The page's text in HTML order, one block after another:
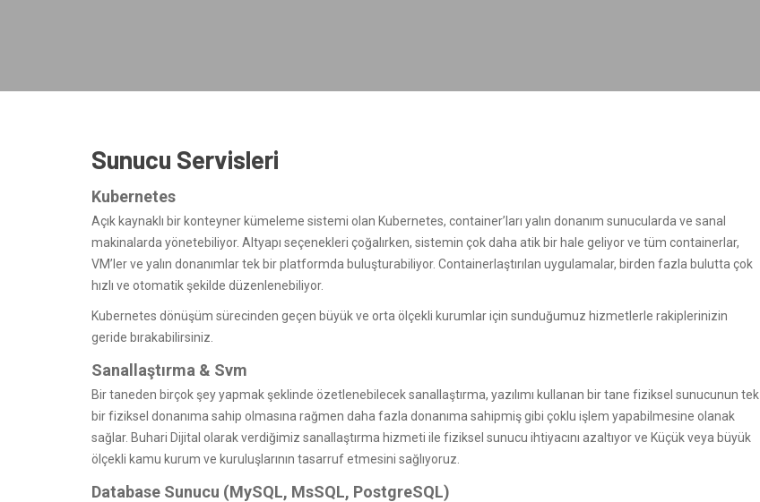
Sunucu Servisleri
Kubernetes
Açık kaynaklı bir konteyner kümeleme sistemi olan Kubernetes, container’ları yalın donanım sunucularda ve sanal
makinalarda yönetebiliyor. Altyapı seçenekleri çoğalırken, sistemin çok daha atik bir hale geliyor ve tüm containerlar,
VM’ler ve yalın donanımlar tek bir platformda buluşturabiliyor. Containerlaştırılan uygulamalar, birden fazla bulutta çok
hızlı ve otomatik şekilde düzenlenebiliyor.
Kubernetes dönüşüm sürecinden geçen büyük ve orta ölçekli kurumlar için sunduğumuz hizmetlerle rakiplerinizin
geride bırakabilirsiniz.
Sanallaştırma & Svm
Bir taneden birçok şey yapmak şeklinde özetlenebilecek sanallaştırma, yazılımı kullanan bir tane fiziksel sunucunun tek
bir fiziksel donanıma sahip olmasına rağmen daha fazla donanıma sahipmiş gibi çoklu işlem yapabilmesine olanak
sağlar. Buhari Dijital olarak verdiğimiz sanallaştırma hizmeti ile fiziksel sunucu ihtiyacını azaltıyor ve Küçük veya büyük
ölçekli kamu kurum ve kuruluşlarının tasarruf etmesini sağlıyoruz.
Database Sunucu (MySQL, MsSQL, PostgreSQL)